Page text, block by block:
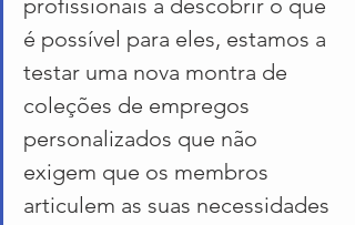
profissionais a descobrir o que
é possível para eles, estamos a
testar uma nova montra de
coleções de empregos
personalizados que não
exigem que os membros
articulem as suas necessidades